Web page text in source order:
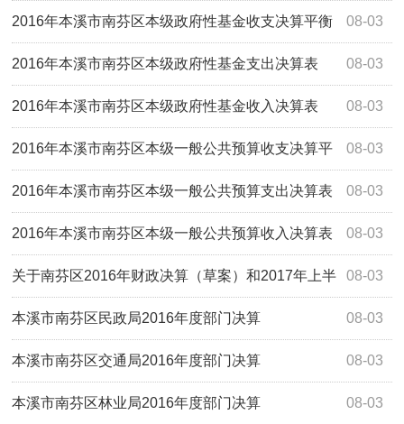
08-03
2016年本溪市南芬区本级政府性基金收支决算平衡
表 08-03
2016年本溪市南芬区本级政府性基金支出决算表
08-03
2016年本溪市南芬区本级政府性基金收入决算表
08-03
2016年本溪市南芬区本级一般公共预算收支决算平
衡表 08-03
2016年本溪市南芬区本级一般公共预算支出决算表
08-03
2016年本溪市南芬区本级一般公共预算收入决算表
08-03
关于南芬区2016年财政决算（草案）和2017年上半
年财政预算执行情况的报告 08-03
本溪市南芬区民政局2016年度部门决算
08-03
本溪市南芬区交通局2016年度部门决算
08-03
本溪市南芬区林业局2016年度部门决算